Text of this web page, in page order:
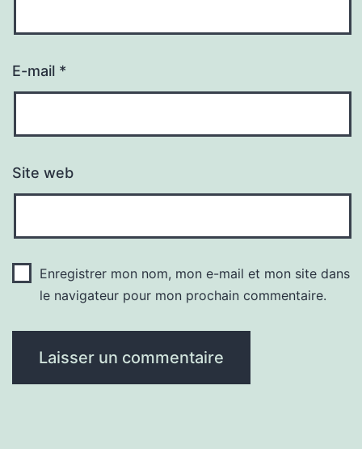
E-mail *
Site web
Enregistrer mon nom, mon e-mail et mon site dans
le navigateur pour mon prochain commentaire.